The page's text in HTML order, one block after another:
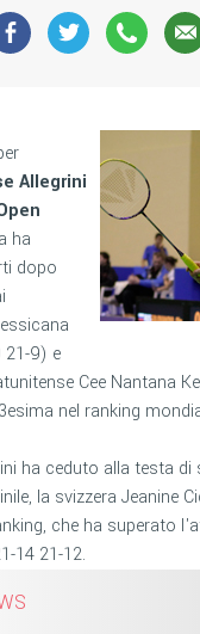
Allegrini
ha
dopo
21-9) e
Cee Nantana
nel ranking
ha ceduto alla testa di
la svizzera Jeanine
che ha superato
14 21-12.
SEGRETERIA
CONTATTI
CIRCOLARI
RESPONSABILITÀ
SAFEGUARDING
RICHIESTA
GIUSTIZIA FEDERALE
REGOLAMENTI
PROVVEDIMENTI
ORGANI DI
MAGLIA AZZURRA